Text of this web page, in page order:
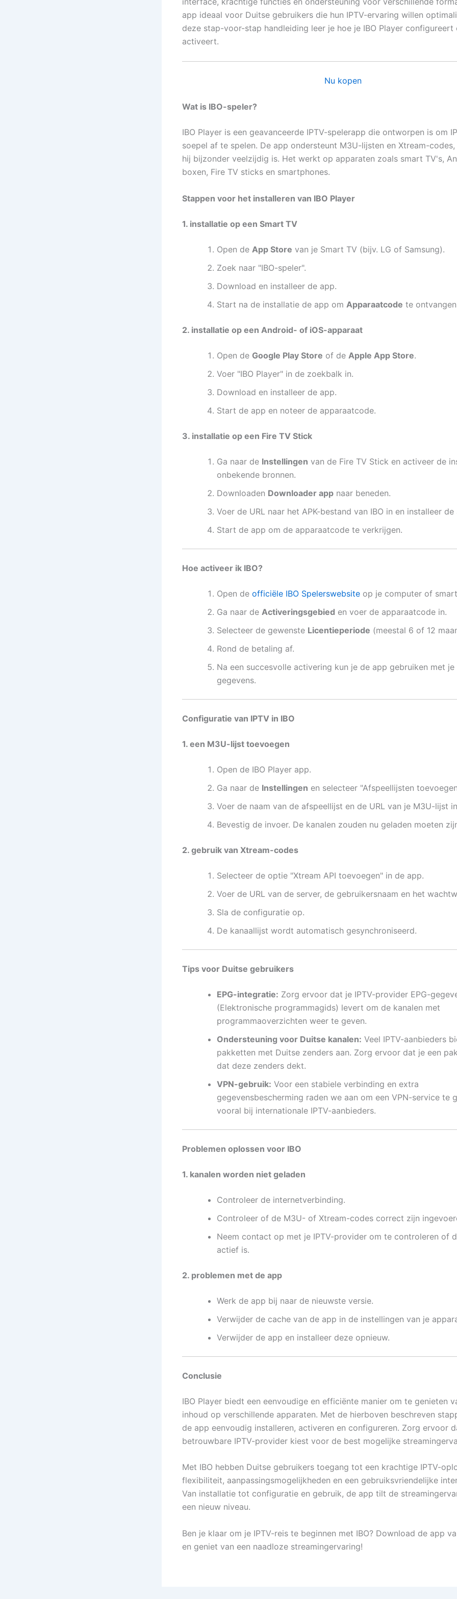
app ideaal voor Duitse gebruikers die hun IPTV-ervaring willen
deze stap-voor-stap handleiding leer je hoe je IBO Player configureert
activeert.
Nu kopen
Wat is IBO-speler?
IBO Player is een geavanceerde IPTV-spelerapp die ontworpen is om
soepel af te spelen. De app ondersteunt M3U-lijsten en Xtream-
hij bijzonder veelzijdig is. Het werkt op apparaten zoals smart TV's,
boxen, Fire TV sticks en smartphones.
Stappen voor het installeren van IBO Player
1. installatie op een Smart TV
Open de App Store van je Smart TV (bijv. LG of Samsung).
Zoek naar "IBO-speler".
Download en installeer de app.
Start na de installatie de app om Apparaatcode te
2. installatie op een Android- of iOS-apparaat
Open de Google Play Store of de Apple App Store.
Voer "IBO Player" in de zoekbalk in.
Download en installeer de app.
Start de app en noteer de apparaatcode.
3. installatie op een Fire TV Stick
Ga naar de Instellingen van de Fire TV Stick en activeer de
onbekende bronnen.
Downloaden Downloader app naar beneden.
Voer de URL naar het APK-bestand van IBO in en installeer de
Start de app om de apparaatcode te verkrijgen.
Hoe activeer ik IBO?
Open de officiële IBO Spelerswebsite op je computer of
Ga naar de Activeringsgebied en voer de apparaatcode in.
Selecteer de gewenste Licentieperiode (meestal 6 of 12
Rond de betaling af.
Na een succesvolle activering kun je de app gebruiken met je
gegevens.
Configuratie van IPTV in IBO
1. een M3U-lijst toevoegen
Open de IBO Player app.
Ga naar de Instellingen en selecteer "Afspeellijsten
Voer de naam van de afspeellijst en de URL van je M3U-lijst
Bevestig de invoer. De kanalen zouden nu geladen moeten
2. gebruik van Xtream-codes
Selecteer de optie "Xtream API toevoegen" in de app.
Voer de URL van de server, de gebruikersnaam en het
Sla de configuratie op.
De kanaallijst wordt automatisch gesynchroniseerd.
Tips voor Duitse gebruikers
EPG-integratie: Zorg ervoor dat je IPTV-provider EPG-
(Elektronische programmagids) levert om de kanalen met
programmaoverzichten weer te geven.
Ondersteuning voor Duitse kanalen: Veel IPTV-aanbieders
pakketten met Duitse zenders aan. Zorg ervoor dat je een
dat deze zenders dekt.
VPN-gebruik: Voor een stabiele verbinding en extra
gegevensbescherming raden we aan om een VPN-service te
vooral bij internationale IPTV-aanbieders.
Problemen oplossen voor IBO
1. kanalen worden niet geladen
Controleer de internetverbinding.
Controleer of de M3U- of Xtream-codes correct zijn
Neem contact op met je IPTV-provider om te controleren of
actief is.
2. problemen met de app
Werk de app bij naar de nieuwste versie.
Verwijder de cache van de app in de instellingen van je
Verwijder de app en installeer deze opnieuw.
Conclusie
IBO Player biedt een eenvoudige en efficiënte manier om te genieten
inhoud op verschillende apparaten. Met de hierboven beschreven
de app eenvoudig installeren, activeren en configureren. Zorg ervoor
betrouwbare IPTV-provider kiest voor de best mogelijke
Met IBO hebben Duitse gebruikers toegang tot een krachtige IPTV-
flexibiliteit, aanpassingsmogelijkheden en een gebruiksvriendelijke
Van installatie tot configuratie en gebruik, de app tilt de
een nieuw niveau.
Ben je klaar om je IPTV-reis te beginnen met IBO? Download de app
en geniet van een naadloze streamingervaring!